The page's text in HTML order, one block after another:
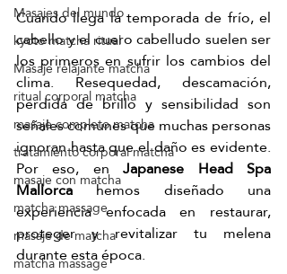
Masajes del mundo
kyoto matcha ritual
Masaje relajante matcha
ritual corporal matcha
masaje completo matcha
tratamiento corporal matcha
masaje con matcha
matcha massage
masaje de matcha
matcha massage
Cuando llega la temporada de frío, el
cabello y el cuero cabelludo suelen ser
los primeros en sufrir los cambios del
clima. Resequedad, descamación,
pérdida de brillo y sensibilidad son
señales comunes que muchas personas
ignoran hasta que el daño es evidente.
Por eso, en Japanese Head Spa
Mallorca hemos diseñado una
experiencia enfocada en restaurar,
proteger y revitalizar tu melena
durante esta época.